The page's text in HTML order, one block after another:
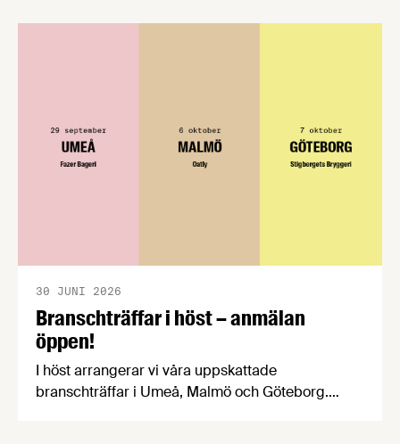
Branschträffar i höst – anmälan
öppen!
30 JUNI 2026
I höst arrangerar vi våra uppskattade
branschträffar i Umeå, Malmö och Göteborg.